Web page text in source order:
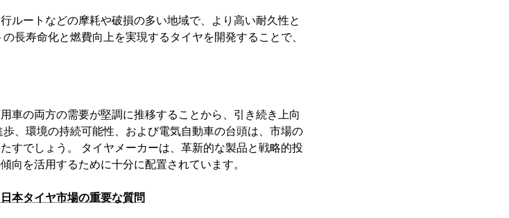
ルートなどの摩耗や破損の多い地域で、より高い耐久性と
長寿命化と燃費向上を実現するタイヤを開発することで、
車の両方の需要が堅調に推移することから、引き続き上向
、環境の持続可能性、および電気自動車の台頭は、市場の
すでしょう。 タイヤメーカーは、革新的な製品と戦略的投
向を活用するために十分に配置されています。
本タイヤ市場の重要な質問